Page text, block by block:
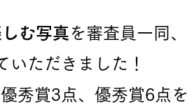
む写真を審査員一同、
ただきました！
秀賞3点、優秀賞6点を